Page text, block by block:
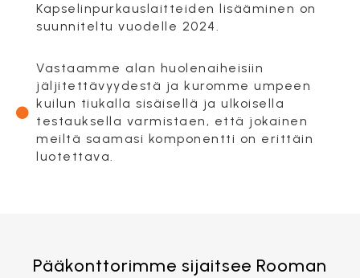
Kapselinpurkauslaitteiden lisääminen on
suunniteltu vuodelle 2024.
Vastaamme alan huolenaiheisiin
jäljitettävyydestä ja kuromme umpeen
kuilun tiukalla sisäisellä ja ulkoisella
testauksella varmistaen, että jokainen
meiltä saamasi komponentti on erittäin
luotettava.
Pääkonttorimme sijaitsee Rooman